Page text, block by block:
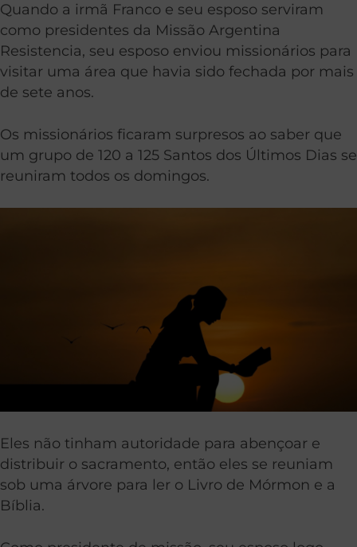
Quando a irmã Franco e seu esposo serviram
como presidentes da Missão Argentina
Resistencia, seu esposo enviou missionários para
visitar uma área que havia sido fechada por mais
de sete anos.
Os missionários ficaram surpresos ao saber que
um grupo de 120 a 125 Santos dos Últimos Dias se
reuniram todos os domingos.
Eles não tinham autoridade para abençoar e
distribuir o sacramento, então eles se reuniam
sob uma árvore para ler o Livro de Mórmon e a
Bíblia.